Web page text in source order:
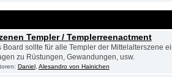
Templer / Templerreenactment
Board sollte für alle Templer der Mittelalterszene
zu Rüstungen, Gewandungen, usw.
Daniel, Alesandro von Hainichen